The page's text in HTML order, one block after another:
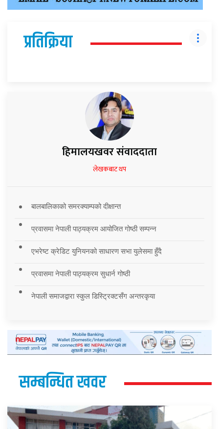
प्रतिक्रिया
हिमालयखवर संवाददाता
लेखकबाट थप
बालबालिकाको समरक्याम्पको दीक्षान्त
प्रवासमा नेपाली पाठ्यक्रम आयोजित गोष्ठी सम्पन्न
एभरेष्ट क्रेडिट युनियनको साधारण सभा युलेसमा हुँदै
प्रवासमा नेपाली पाठ्यक्रम सुधार्न गोष्ठी
नेपाली समाजद्वारा स्कुल डिस्ट्रिक्टसँग अन्तरकृया
सम्बन्धित खवर